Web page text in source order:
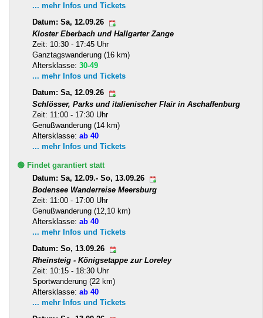
... mehr Infos und Tickets
Datum: Sa, 12.09.26
Kloster Eberbach und Hallgarter Zange
Zeit: 10:30 - 17:45 Uhr
Ganztagswanderung (16 km)
Altersklasse: 30-49
... mehr Infos und Tickets
Datum: Sa, 12.09.26
Schlösser, Parks und italienischer Flair in Aschaffenburg
Zeit: 11:00 - 17:30 Uhr
Genußwanderung (14 km)
Altersklasse: ab 40
... mehr Infos und Tickets
🟢 Findet garantiert statt
Datum: Sa, 12.09.- So, 13.09.26
Bodensee Wanderreise Meersburg
Zeit: 11:00 - 17:00 Uhr
Genußwanderung (12,10 km)
Altersklasse: ab 40
... mehr Infos und Tickets
Datum: So, 13.09.26
Rheinsteig - Königsetappe zur Loreley
Zeit: 10:15 - 18:30 Uhr
Sportwanderung (22 km)
Altersklasse: ab 40
... mehr Infos und Tickets